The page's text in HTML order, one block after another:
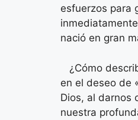
esfuerzos para
nació en gran
¿Cómo
en el deseo de
Dios, al darnos
nuestra